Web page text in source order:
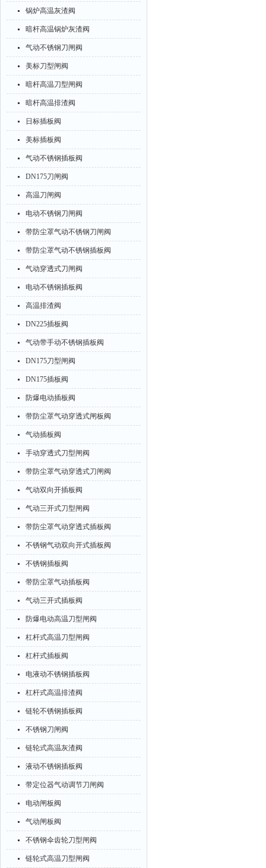
锅炉高温灰渣阀
暗杆高温锅炉灰渣阀
气动不锈钢刀闸阀
美标刀型闸阀
暗杆高温刀型闸阀
暗杆高温排渣阀
日标插板阀
美标插板阀
气动不锈钢插板阀
DN175刀闸阀
高温刀闸阀
电动不锈钢刀闸阀
带防尘罩气动不锈钢刀闸阀
带防尘罩气动不锈钢插板阀
气动穿透式刀闸阀
电动不锈钢插板阀
高温排渣阀
DN225插板阀
气动带手动不锈钢插板阀
DN175刀型闸阀
DN175插板阀
防爆电动插板阀
带防尘罩气动穿透式闸板阀
气动插板阀
手动穿透式刀型闸阀
带防尘罩气动穿透式刀闸阀
气动双向开插板阀
气动三开式刀型闸阀
带防尘罩气动穿透式插板阀
不锈钢气动双向开式插板阀
不锈钢插板阀
带防尘罩气动插板阀
气动三开式插板阀
防爆电动高温刀型闸阀
杠杆式高温刀型闸阀
杠杆式插板阀
电液动不锈钢插板阀
杠杆式高温排渣阀
链轮不锈钢插板阀
不锈钢刀闸阀
链轮式高温灰渣阀
液动不锈钢插板阀
带定位器气动调节刀闸阀
电动闸板阀
气动闸板阀
不锈钢伞齿轮刀型闸阀
链轮式高温刀型闸阀